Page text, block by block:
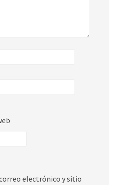
electrónico y sitio